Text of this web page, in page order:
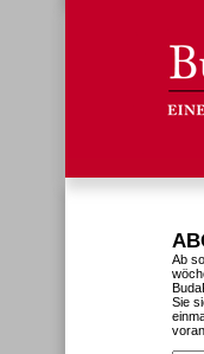
Ab
Sie